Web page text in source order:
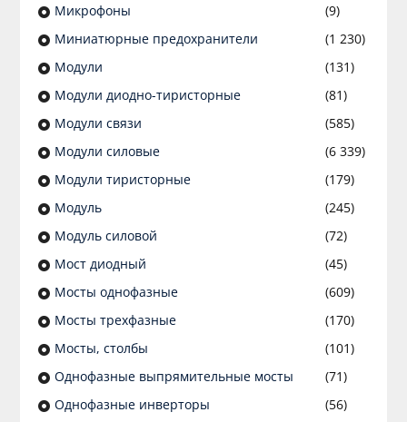
Микрофоны
(9)
Миниатюрные предохранители
(1 230)
Модули
(131)
Модули диодно-тиристорные
(81)
Модули связи
(585)
Модули силовые
(6 339)
Модули тиристорные
(179)
Модуль
(245)
Модуль силовой
(72)
Мост диодный
(45)
Мосты однофазные
(609)
Мосты трехфазные
(170)
Мосты, столбы
(101)
Однофазные выпрямительные мосты
(71)
Однофазные инверторы
(56)